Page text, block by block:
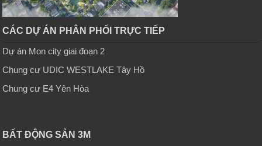
CÁC DỰ ÁN PHÂN PHỐI TRỰC TIẾP
Dự án Mon city giai đoạn 2
Chung cư UDIC WESTLAKE Tây Hồ
Chung cư E4 Yên Hòa
BẤT ĐỘNG SẢN 3M